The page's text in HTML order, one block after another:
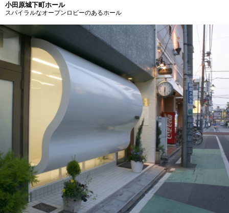
小田原城下町ホール
スパイラルなオープンロビーのあるホール